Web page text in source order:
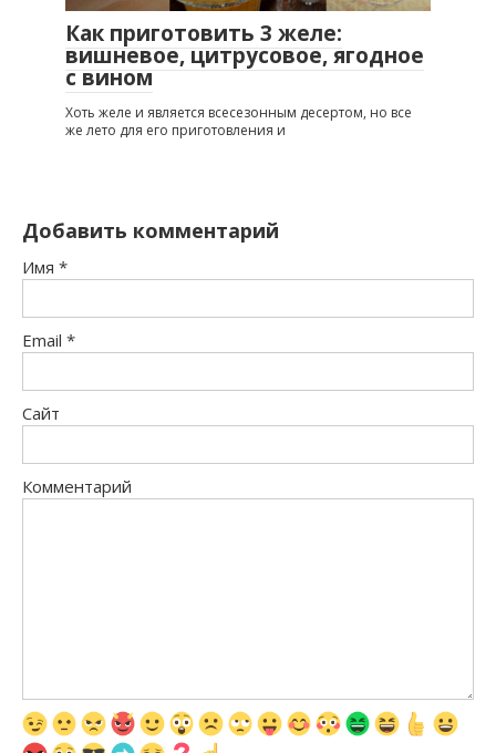
Как приготовить 3 желе:
вишневое, цитрусовое, ягодное
с вином
Хоть желе и является всесезонным десертом, но все
же лето для его приготовления и
Добавить комментарий
Имя *
Email *
Сайт
Комментарий